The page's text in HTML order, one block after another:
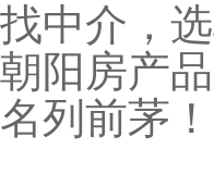
找中介，
朝阳房产
名列前茅！